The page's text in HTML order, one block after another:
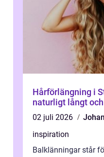
Hårförlängning i
naturligt långt
02 juli 2026
inspiration
Balklänningar står